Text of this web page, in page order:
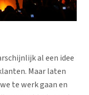
al een idee
Maar laten
te werk gaan en